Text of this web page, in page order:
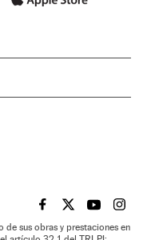
EL PAÍS BRASIL EN
EL PAÍSEL PAÍS
EL
de sus obras y prestaciones en